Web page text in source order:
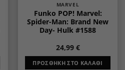
MARVEL
Funko POP! Marvel:
Spider-Man: Brand New
Day- Hulk #1588
24,99 €
ΠΡΟΣΘΉΚΗ ΣΤΟ ΚΑΛΆΘΙ